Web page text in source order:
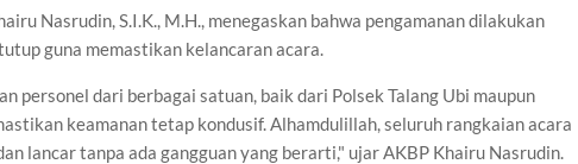
Nasrudin, S.I.K., M.H., menegaskan bahwa pengamanan dilakukan
guna memastikan kelancaran acara.
personel dari berbagai satuan, baik dari Polsek Talang Ubi maupun
keamanan tetap kondusif. Alhamdulillah, seluruh rangkaian acara
lancar tanpa ada gangguan yang berarti," ujar AKBP Khairu Nasrudin.